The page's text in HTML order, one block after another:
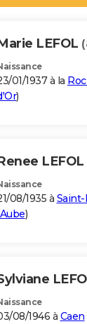
LEFOL
01/1937 à la
)
LEFOL
08/1935 à
Aube)
08/1946 à Caen